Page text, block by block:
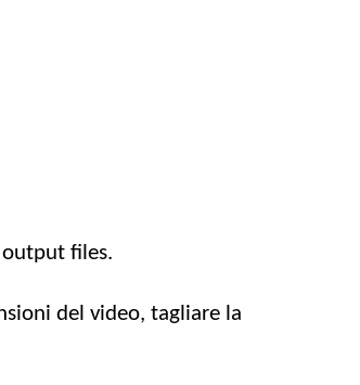
output files.
del video, tagliare la